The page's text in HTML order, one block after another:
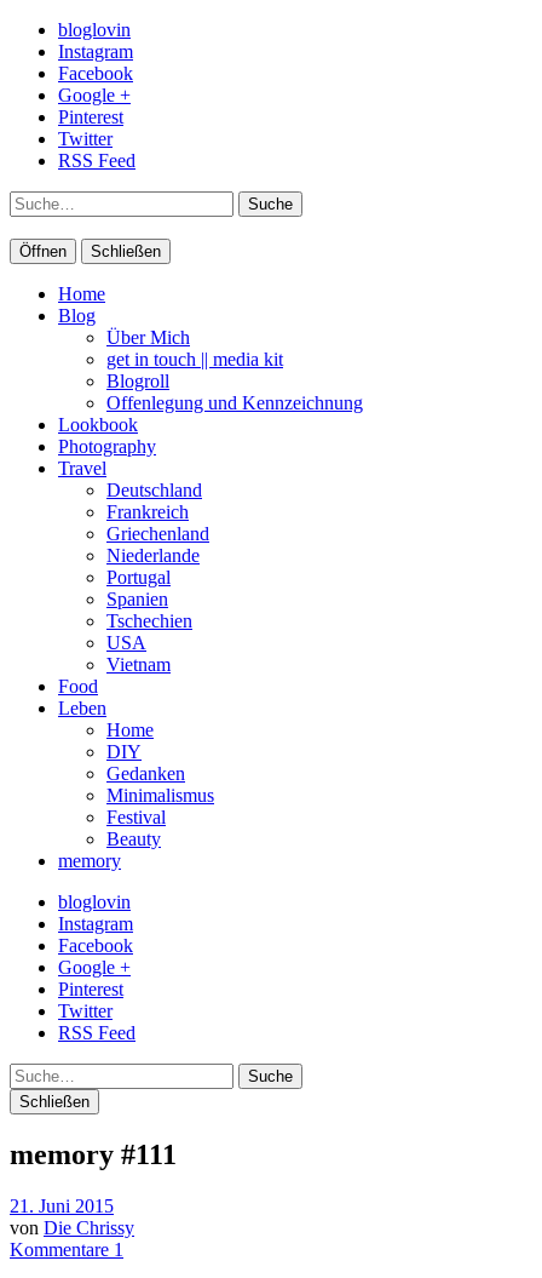
bloglovin
Instagram
Facebook
Google +
Pinterest
Twitter
RSS Feed
Suche
Öffnen Schließen
Home
Blog
Über Mich
get in touch || media kit
Blogroll
Offenlegung und Kennzeichnung
Lookbook
Photography
Travel
Deutschland
Frankreich
Griechenland
Niederlande
Portugal
Spanien
Tschechien
USA
Vietnam
Food
Leben
Home
DIY
Gedanken
Minimalismus
Festival
Beauty
memory
bloglovin
Instagram
Facebook
Google +
Pinterest
Twitter
RSS Feed
Suche
Schließen
memory #111
21. Juni 2015
von Die Chrissy
Kommentare 1